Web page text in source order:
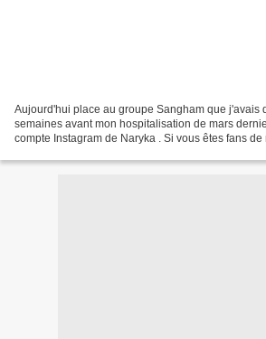
Aujourd'hui place au groupe Sangham que j'avais
semaines avant mon hospitalisation de mars
compte Instagram de Naryka . Si vous êtes fans